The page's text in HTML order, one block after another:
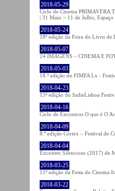
2018-05-29
Ciclo de Cinema PRIMAVERA
| 31 Maio > 11 de Julho, Espaço
2018-05-24
18ª edição da Feira do Livro
2018-05-07
24 IMAGENS – CINEMA E
2018-05-03
18.ª edição do FIMFA Lx -
2018-04-23
15ª edição do IndieLisboa
2018-04-16
Ciclo de Encontros O que é O
2018-04-09
8.ª edição Córtex – Festival de
2018-04-04
Encontro Silencioso (2017) de
2018-03-25
11ª edição da Festa do Cinema
2018-03-22